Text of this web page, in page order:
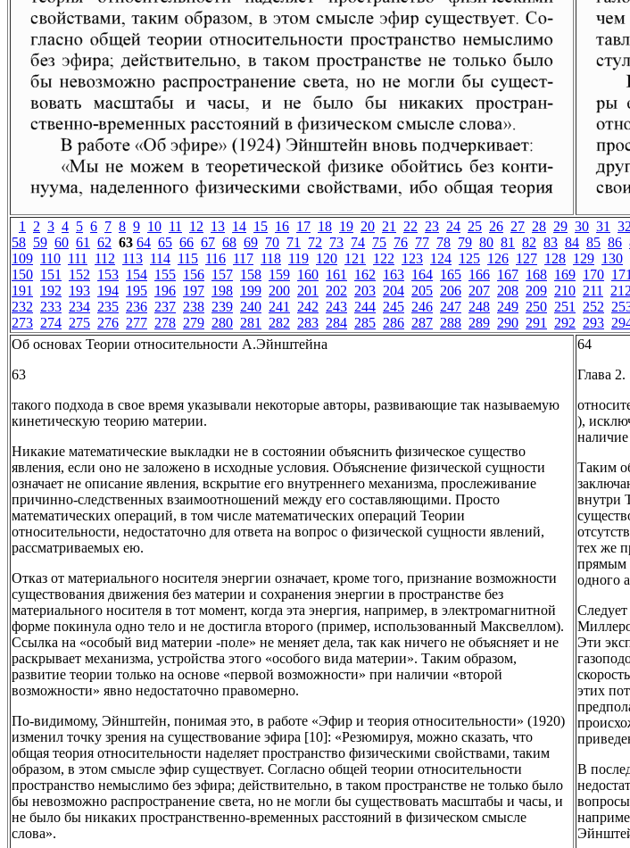
1 2 3 4 5 6 7 8 9 10 11 12 13 14 15 16 17 18 19 20 21 22 23 24 25 26 27 28 29 30 31
58 59 60 61 62 63 64 65 66 67 68 69 70 71 72 73 74 75 76 77 78 79 80 81 82 83 84 85 86
109 110 111 112 113 114 115 116 117 118 119 120 121 122 123 124 125 126 127 128 129 130
150 151 152 153 154 155 156 157 158 159 160 161 162 163 164 165 166 167 168 169 170
191 192 193 194 195 196 197 198 199 200 201 202 203 204 205 206 207 208 209 210 211
232 233 234 235 236 237 238 239 240 241 242 243 244 245 246 247 248 249 250 251 252
273 274 275 276 277 278 279 280 281 282 283 284 285 286 287 288 289 290 291 292 293
Об основах Теории относительности А.Эйнштейна
63
такого подхода в свое время указывали некоторые авторы, развивающие так называемую
кинетическую теорию материи.
Никакие математические выкладки не в состоянии объяснить физическое существо
явления, если оно не заложено в исходные условия. Объяснение физической сущности
означает не описание явления, вскрытие его внутреннего механизма, прослеживание
причинно-следственных взаимоотношений между его составляющими. Просто
математических операций, в том числе математических операций Теории
относительности, недостаточно для ответа на вопрос о физической сущности явлений,
рассматриваемых ею.
Отказ от материального носителя энергии означает, кроме того, признание возможности
существования движения без материи и сохранения энергии в пространстве без
материального носителя в тот момент, когда эта энергия, например, в электромагнитной
форме покинула одно тело и не достигла второго (пример, использованный Максвеллом).
Ссылка на «особый вид материи -поле» не меняет дела, так как ничего не объясняет и не
раскрывает механизма, устройства этого «особого вида материи». Таким образом,
развитие теории только на основе «первой возможности» при наличии «второй
возможности» явно недостаточно правомерно.
По-видимому, Эйнштейн, понимая это, в работе «Эфир и теория относительности» (1920)
изменил точку зрения на существование эфира [10]: «Резюмируя, можно сказать, что
общая теория относительности наделяет пространство физическими свойствами, таким
образом, в этом смысле эфир существует. Согласно общей теории относительности
пространство немыслимо без эфира; действительно, в таком пространстве не только было
бы невозможно распространение света, но не могли бы существовать масштабы и часы, и
не было бы никаких пространственно-временных расстояний в физическом смысле
слова».
64
Глава 2.
),
Таким
внутри
тех же
прямым
одного
Эти
этих
В